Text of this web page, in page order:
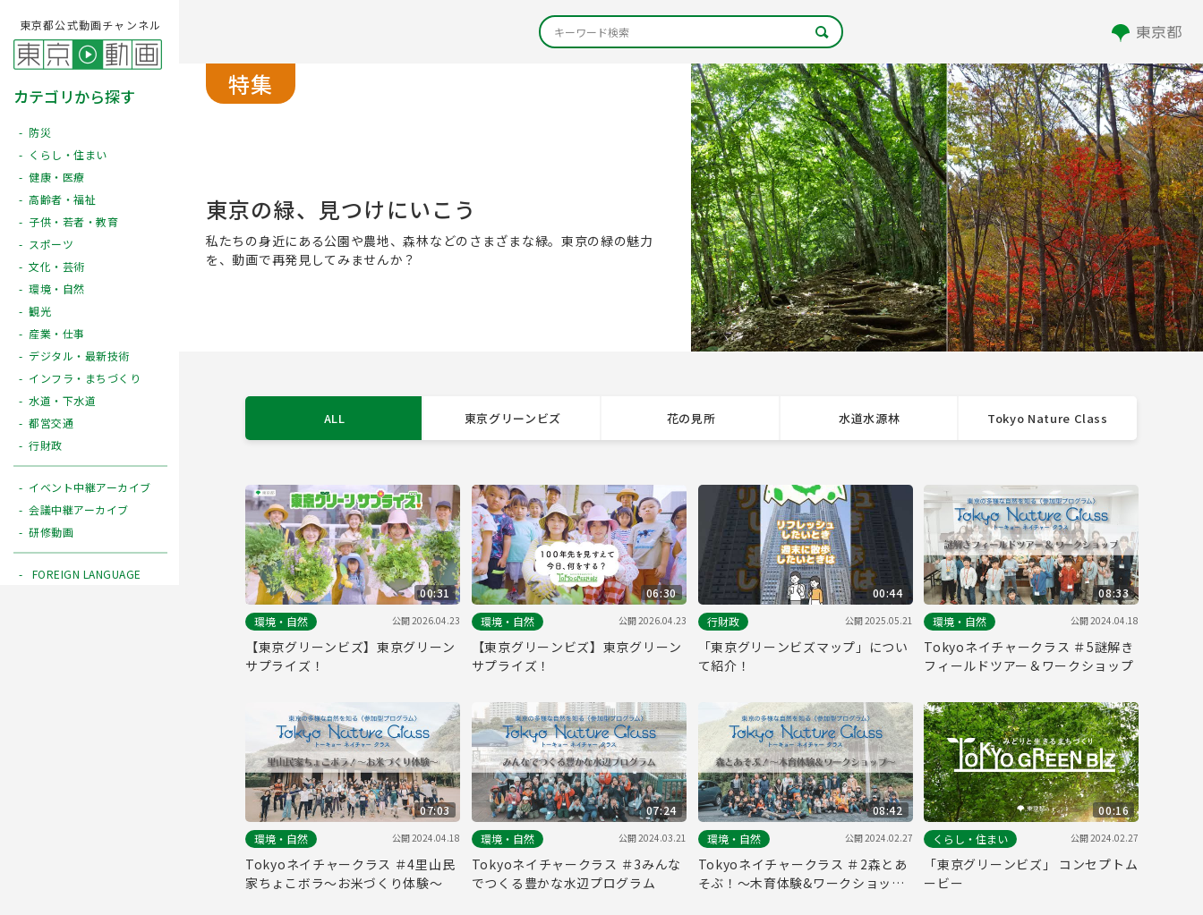
東京都公式動画チャンネル
カテゴリから探す
防災
くらし・住まい
健康・医療
高齢者・福祉
子供・若者・教育
スポーツ
文化・芸術
環境・自然
観光
産業・仕事
デジタル・最新技術
インフラ・まちづくり
水道・下水道
都営交通
行財政
イベント中継アーカイブ
会議中継アーカイブ
研修動画
FOREIGN LANGUAGE
特集
東京の緑、見つけにいこう
私たちの身近にある公園や農地、森林などのさまざまな緑。東京の緑の魅力
を、動画で再発見してみませんか？
ALL 東京グリーンビズ 花の見所 水道水源林 Tokyo Nature Class
00:31
環境・自然
公開 2026.04.23
【東京グリーンビズ】東京グリーン
サプライズ！
06:30
環境・自然
公開 2026.04.23
【東京グリーンビズ】東京グリーン
サプライズ！
00:44
行財政
公開 2025.05.21
「東京グリーンビズマップ」につい
て紹介！
08:33
環境・自然
公開 2024.04.18
Tokyoネイチャークラス ＃5謎解き
フィールドツアー＆ワークショップ
07:03
環境・自然
公開 2024.04.18
Tokyoネイチャークラス ＃4里山民
家ちょこボラ～お米づくり体験～
07:24
環境・自然
公開 2024.03.21
Tokyoネイチャークラス ＃3みんな
でつくる豊かな水辺プログラム
08:42
環境・自然
公開 2024.02.27
Tokyoネイチャークラス ＃2森とあ
そぶ！～木育体験&ワークショップ
00:16
くらし・住まい
公開 2024.02.27
「東京グリーンビズ」 コンセプトム
ービー